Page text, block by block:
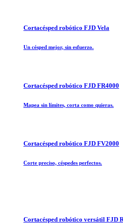
Cortacésped robótico FJD Vela
Un césped mejor, sin esfuerzo.
Cortacésped robótico FJD FR4000
Mapea sin límites, corta como quieras.
Cortacésped robótico FJD FV2000
Corte preciso, céspedes perfectos.
Cortacésped robótico versátil FJD